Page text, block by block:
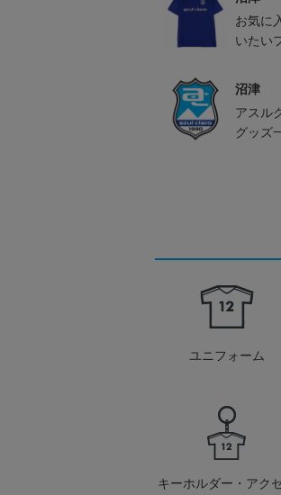
お気に
いたい
沼津
アスル
グッズ
ユニフォーム
キーホルダー・アク